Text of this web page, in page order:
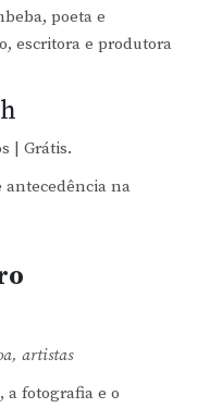
poeta e
escritora e produtora
| Grátis.
antecedência na
artistas
a fotografia e o